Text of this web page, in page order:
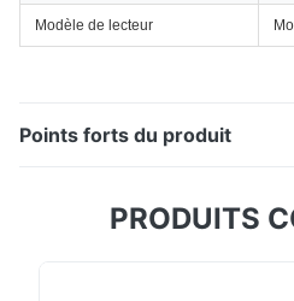
Modèle de lecteur
Points forts du produit
refroidissement de -25°C à
PRODUITS